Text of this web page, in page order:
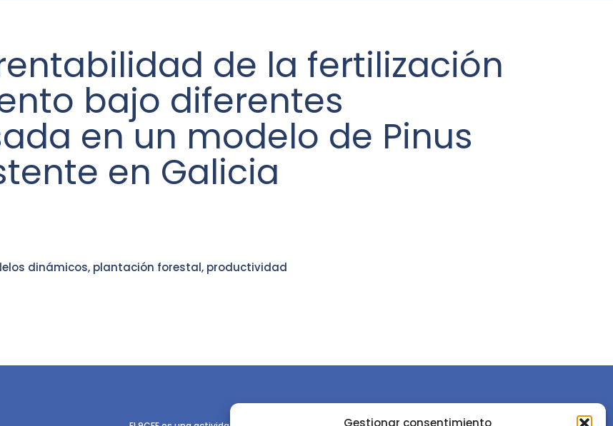
Gestionar consentimiento
de la fertilización
bajo diferentes
en un modelo de Pinus
en Galicia
dinámicos, plantación forestal, productividad